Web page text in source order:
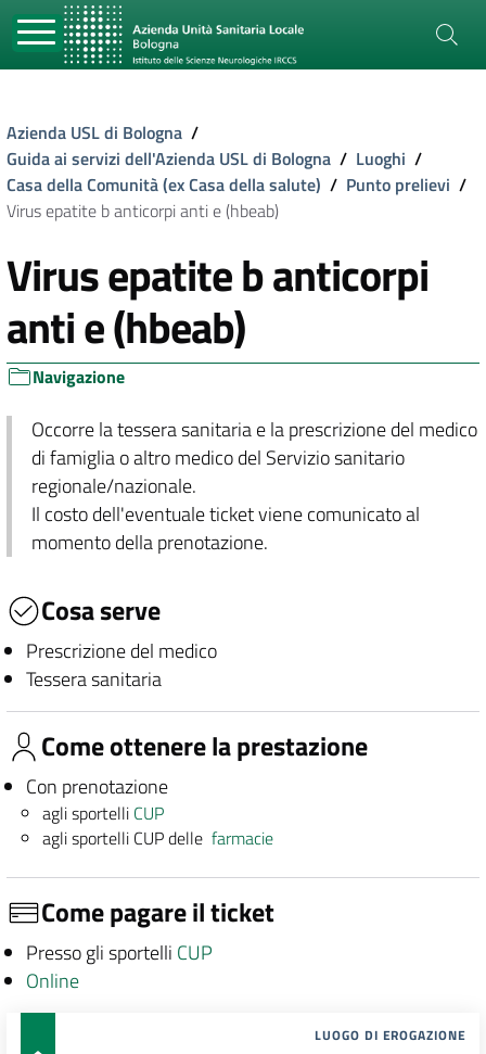
Azienda USL di Bologna /
Guida ai servizi dell'Azienda USL di Bologna / Luoghi /
Casa della Comunità (ex Casa della salute) / Punto prelievi /
Virus epatite b anticorpi anti e (hbeab)
Virus epatite b anticorpi
anti e (hbeab)
Navigazione
Occorre la tessera sanitaria e la prescrizione del medico
di famiglia o altro medico del Servizio sanitario
regionale/nazionale.
Il costo dell'eventuale ticket viene comunicato al
momento della prenotazione.
Cosa serve
Prescrizione del medico
Tessera sanitaria
Come ottenere la prestazione
Con prenotazione
agli sportelli CUP
agli sportelli CUP dellefarmacie
Come pagare il ticket
Presso gli sportelli CUP
Online
LUOGO DI EROGAZIONE